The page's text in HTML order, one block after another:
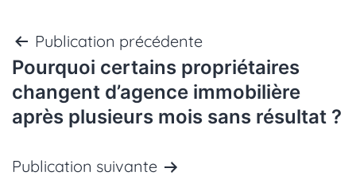
Navigation
de
l’article
Publication précédente
Pourquoi certains propriétaires
changent d’agence immobilière
après plusieurs mois sans résultat ?
Publication suivante